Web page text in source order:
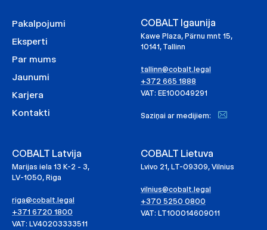
Pakalpojumi
Eksperti
Par mums
Jaunumi
Karjera
Kontakti
COBALT Igaunija
Kawe Plaza, Pärnu mnt 15,
10141, Tallinn
tallinn@cobalt.legal
+372 665 1888
VAT: EE100049291
Saziņai ar medijiem:
COBALT Latvija
Marijas iela 13 K-2 - 3,
LV-1050, Riga
riga@cobalt.legal
+371 6720 1800
VAT: LV40203333511
COBALT Lietuva
Lvivo 21, LT-09309, Vilnius
vilnius@cobalt.legal
+370 5250 0800
VAT: LT100014609011